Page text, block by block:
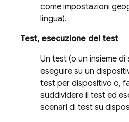
come impostazioni
lingua).
Test, esecuzione del test
Un test (o un insieme
eseguire su un
test per dispositivo o,
suddividere il test ed
scenari di test su